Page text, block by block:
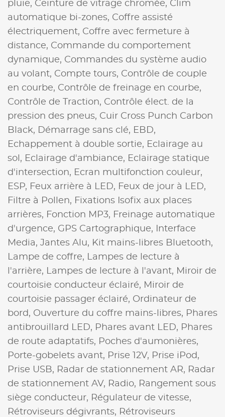
pluie, Ceinture de vitrage chromée, Clim
automatique bi-zones, Coffre assisté
électriquement, Coffre avec fermeture à
distance, Commande du comportement
dynamique, Commandes du système audio
au volant, Compte tours, Contrôle de couple
en courbe, Contrôle de freinage en courbe,
Contrôle de Traction, Contrôle élect. de la
pression des pneus, Cuir Cross Punch Carbon
Black,
Démarrage sans clé, EBD,
Echappement à double sortie, Eclairage au
sol, Eclairage d'ambiance, Eclairage statique
d'intersection, Ecran multifonction couleur,
ESP, Feux arrière à LED, Feux de jour à LED,
Filtre à Pollen, Fixations Isofix aux places
arrières, Fonction MP3, Freinage automatique
d'urgence, GPS Cartographique,
Interface
Media, Jantes Alu, Kit mains-libres Bluetooth,
Lampe de coffre,
Lampes de lecture à
l'arrière,
Lampes de lecture à l'avant, Miroir de
courtoisie conducteur éclairé, Miroir de
courtoisie passager éclairé, Ordinateur de
bord, Ouverture du coffre mains-libres, Phares
antibrouillard LED, Phares avant LED, Phares
de route adaptatifs, Poches d'aumonières,
Porte-gobelets avant, Prise 12V, Prise iPod,
Prise USB, Radar de stationnement AR, Radar
de stationnement AV, Radio, Rangement sous
siège conducteur, Régulateur de vitesse,
Rétroviseurs dégivrants, Rétroviseurs